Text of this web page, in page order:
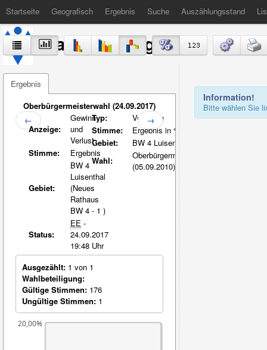
Startseite Geografisch Ergebnis Suche Auszählungsstand
Stadt Völklingen
Ergebnis
Oberbürgermeisterwahl (24.09.2017)
←
Anzeige:
Gewinn
und
Verlust
Stimme:
Ergebnis
Gebiet:
BW 4
Luisenthal
(Neues
Rathaus
BW 4 - 1 )
Status:
EE -
24.09.2017
19:48 Uhr
Typ:
Vergleich
Stimme:
Ergebnis in %-Pkt.
Gebiet:
BW 4 Luisenthal
Wahl:
Oberbürgermeisterwahl
(05.09.2010)
→
Ausgezählt: 1 von 1
Wahlbeteiligung:
Gültige Stimmen: 176
Ungültige Stimmen: 1
20,00%
Information!
Bitte wählen Sie